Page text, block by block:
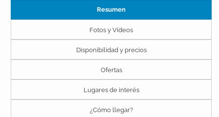
Resumen
Fotos y Vídeos
Disponibilidad y precios
Ofertas
Lugares de interés
¿Cómo llegar?